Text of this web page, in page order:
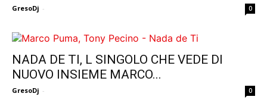
GresoDj - 0
NADA DE TI, L SINGOLO CHE VEDE DI
NUOVO INSIEME MARCO...
GresoDj - 0